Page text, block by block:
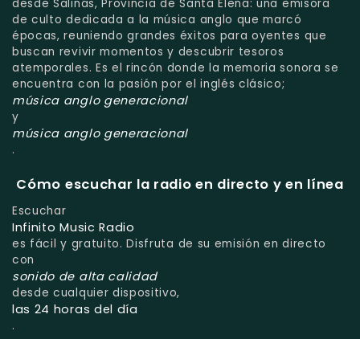
desde Salinas, Provincia de Santa Elena: una emisora
de culto dedicada a la música anglo que marcó
épocas, reuniendo grandes éxitos para oyentes que
buscan revivir momentos y descubrir tesoros
atemporales. Es el rincón donde la memoria sonora se
encuentra con la pasión por el inglés clásico;
música anglo generacional
y
música anglo generacional
.
Cómo escuchar la radio en directo y en línea
Escuchar
Infinito Music Radio
es fácil y gratuito. Disfruta de su emisión en directo
con
sonido de alta calidad
desde cualquier dispositivo,
las 24 horas del día
.